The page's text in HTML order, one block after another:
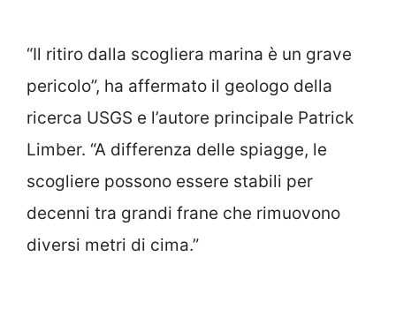
“Il ritiro dalla scogliera marina è un grave
pericolo”, ha affermato il geologo della
ricerca USGS e l’autore principale Patrick
Limber. “A differenza delle spiagge, le
scogliere possono essere stabili per
decenni tra grandi frane che rimuovono
diversi metri di cima.”